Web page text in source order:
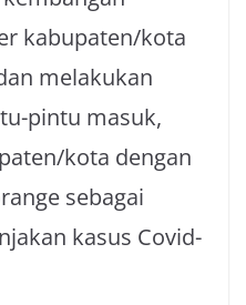
kabupaten/kota
melakukan
pintu masuk,
kota dengan
sebagai
kasus Covid-